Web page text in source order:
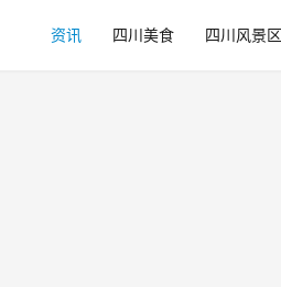
资讯 四川美食 四川风景区